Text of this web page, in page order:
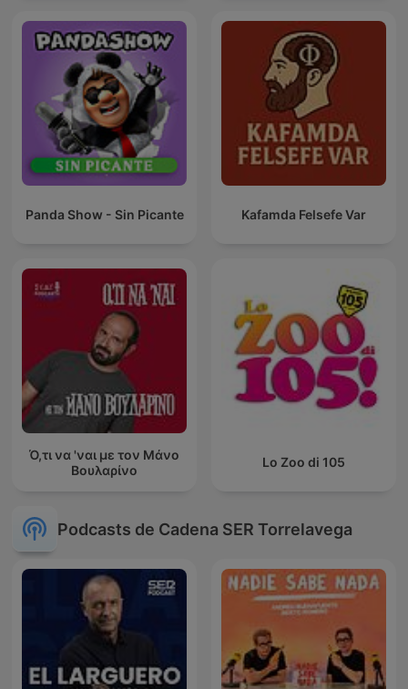
Panda Show - Sin Picante Kafamda Felsefe Var
Ό,τι να 'ναι με τον Μάνο
Βουλαρίνο
Lo Zoo di 105
Podcasts de Cadena SER Torrelavega